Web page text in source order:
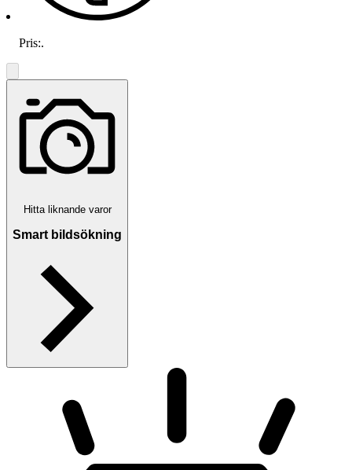
Pris:.
Hitta liknande varor
Smart bildsökning